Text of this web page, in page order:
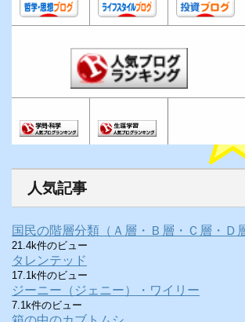
人気記事
国民の階層分類（Ａ層・Ｂ層・Ｃ層・Ｄ
21.4k件のビュー
タレンテッド
17.1k件のビュー
ジーニー（ジェニー）・ワイリー
7.1k件のビュー